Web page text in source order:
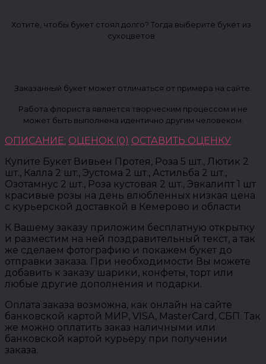
Хотите, чтобы букет стоял долго? Тогда выберите букет из
сухоцветов
Заказанный букет может отличаться от примера на сайте.
Работа флориста является творческим процессом и не
может быть выполнена идентично другим человеком.
ОПИСАНИЕ: ОЦЕНОК (0) ОСТАВИТЬ ОЦЕНКУ
Купите Букет Вивьен Протея, Роза 5 шт., Лютик 2
шт., Калла 2 шт., Эустома 2 шт., Астильба 2 шт.,
Озотамнус 2 шт., Роза кустовая 2 шт., Эвкалипт 1 шт
красивые розы на день влюбленных низкая цена
с курьерской доставкой в Кемерово и области
К Вашему заказу приложим бесплатную открытку
и разместим на ней поздравительный текст, а так
же сделаем фотографию и покажем букет до
отправки заказа. При необходимости Вы можете
добавить к заказу шарики, конфеты, торт или
любые другие дополнения и подарки.
Оплата заказа возможна, как онлайн на сайте
банковской картой МИР, VISA, MasterCard, СБП. Так
же можно оплатить заказ наличными или
банковской картой курьеру при получении
заказа.